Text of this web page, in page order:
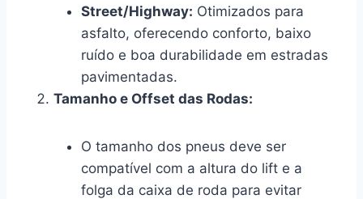
Street/Highway: Otimizados para
asfalto, oferecendo conforto, baixo
ruído e boa durabilidade em estradas
pavimentadas.
Tamanho e Offset das Rodas:
O tamanho dos pneus deve ser
compatível com a altura do lift e a
folga da caixa de roda para evitar